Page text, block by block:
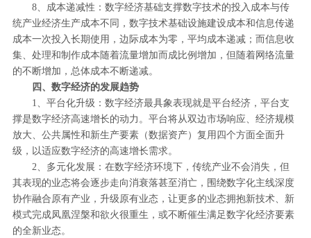
8、成本递减性：数字经济基础支撑数字技术的投入成本与传
统产业经济生产成本不同，数字技术基础设施建设成本和信息传递
成本一次投入长期使用，边际成本为零，平均成本递减；而信息收
集、处理和制作成本随着流量增加而成比例增加，但随着网络流量
的不断增加，总体成本不断递减。
四、数字经济的发展趋势
1、平台化升级：数字经济最具象表现就是平台经济，平台支
撑是数字经济高速增长的动力。平台将从双边市场响应、经济规模
放大、公共属性和新生产要素（数据资产）复用四个方面全面升
级，以适应数字经济的高速增长需求。
2、多元化发展：在数字经济环境下，传统产业不会消失，但
其表现的业态将会逐步走向消衰落甚至消亡，围绕数字化主线深度
协作融合原有产业，升级原有业态，让更多的业态拥抱新技术、新
模式完成凤凰涅槃和欲火很重生，或不断催生满足数字化经济要素
的全新业态。